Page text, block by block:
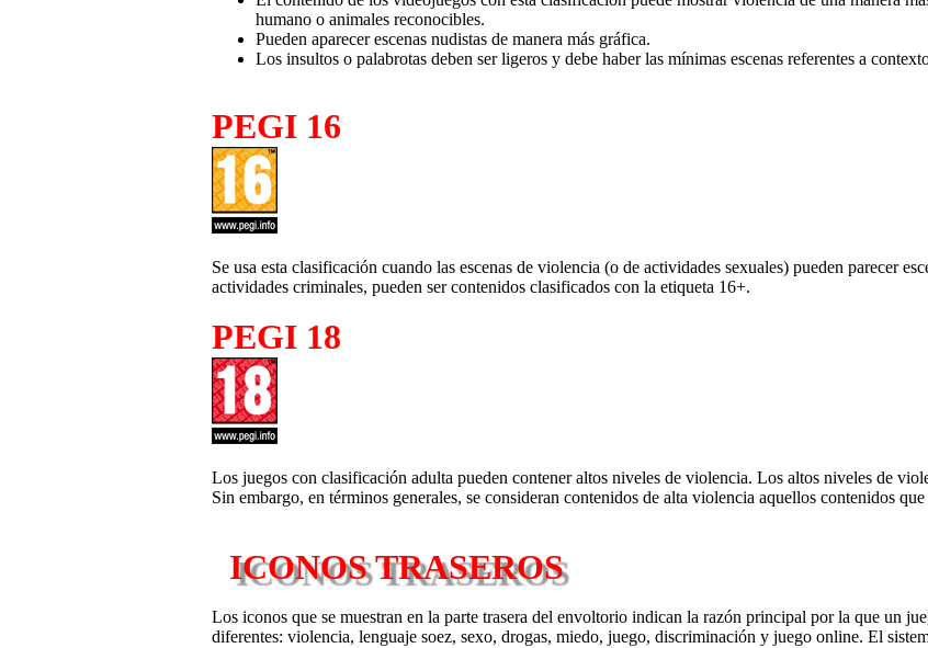
humano o animales reconocibles.
Pueden aparecer escenas nudistas de manera más gráfica.
Los insultos o palabrotas deben ser ligeros y debe haber las mínimas escenas referentes a
PEGI 16
Se usa esta clasificación cuando las escenas de violencia (o de actividades sexuales) pueden parecer
actividades criminales, pueden ser contenidos clasificados con la etiqueta 16+.
PEGI 18
Los juegos con clasificación adulta pueden contener altos niveles de violencia. Los altos niveles de
Sin embargo, en términos generales, se consideran contenidos de alta violencia aquellos contenidos
ICONOS TRASEROS
Los iconos que se muestran en la parte trasera del envoltorio indican la razón principal por la que un
diferentes: violencia, lenguaje soez, sexo, drogas, miedo, juego, discriminación y juego online. El